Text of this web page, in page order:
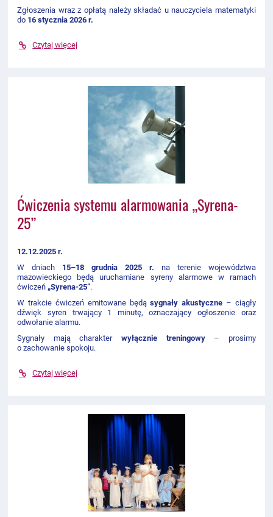
Zgłoszenia wraz z opłatą należy składać u nauczyciela matematyki
do 16 stycznia 2026 r.
Czytaj więcej
Ćwiczenia systemu alarmowania „Syrena-
25”
12.12.2025 r.
W dniach 15–18 grudnia 2025 r. na terenie województwa
mazowieckiego będą uruchamiane syreny alarmowe w ramach
ćwiczeń „Syrena-25”.
W trakcie ćwiczeń emitowane będąsygnały akustyczne – ciągły
dźwięk syren trwający 1 minutę, oznaczający ogłoszenie oraz
odwołanie alarmu.
Sygnały mają charakter wyłącznie treningowy– prosimy
o zachowanie spokoju.
Czytaj więcej